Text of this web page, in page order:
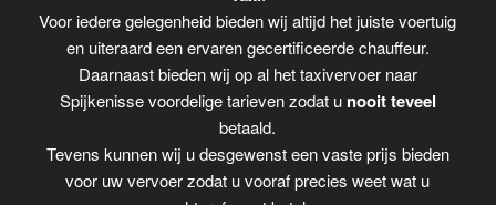
Voor iedere gelegenheid bieden wij altijd het juiste voertuig
en uiteraard een ervaren gecertificeerde chauffeur.
Daarnaast bieden wij op al het taxivervoer naar
Spijkenisse voordelige tarieven zodat u nooit teveel
betaald.
Tevens kunnen wij u desgewenst een vaste prijs bieden
voor uw vervoer zodat u vooraf precies weet wat u